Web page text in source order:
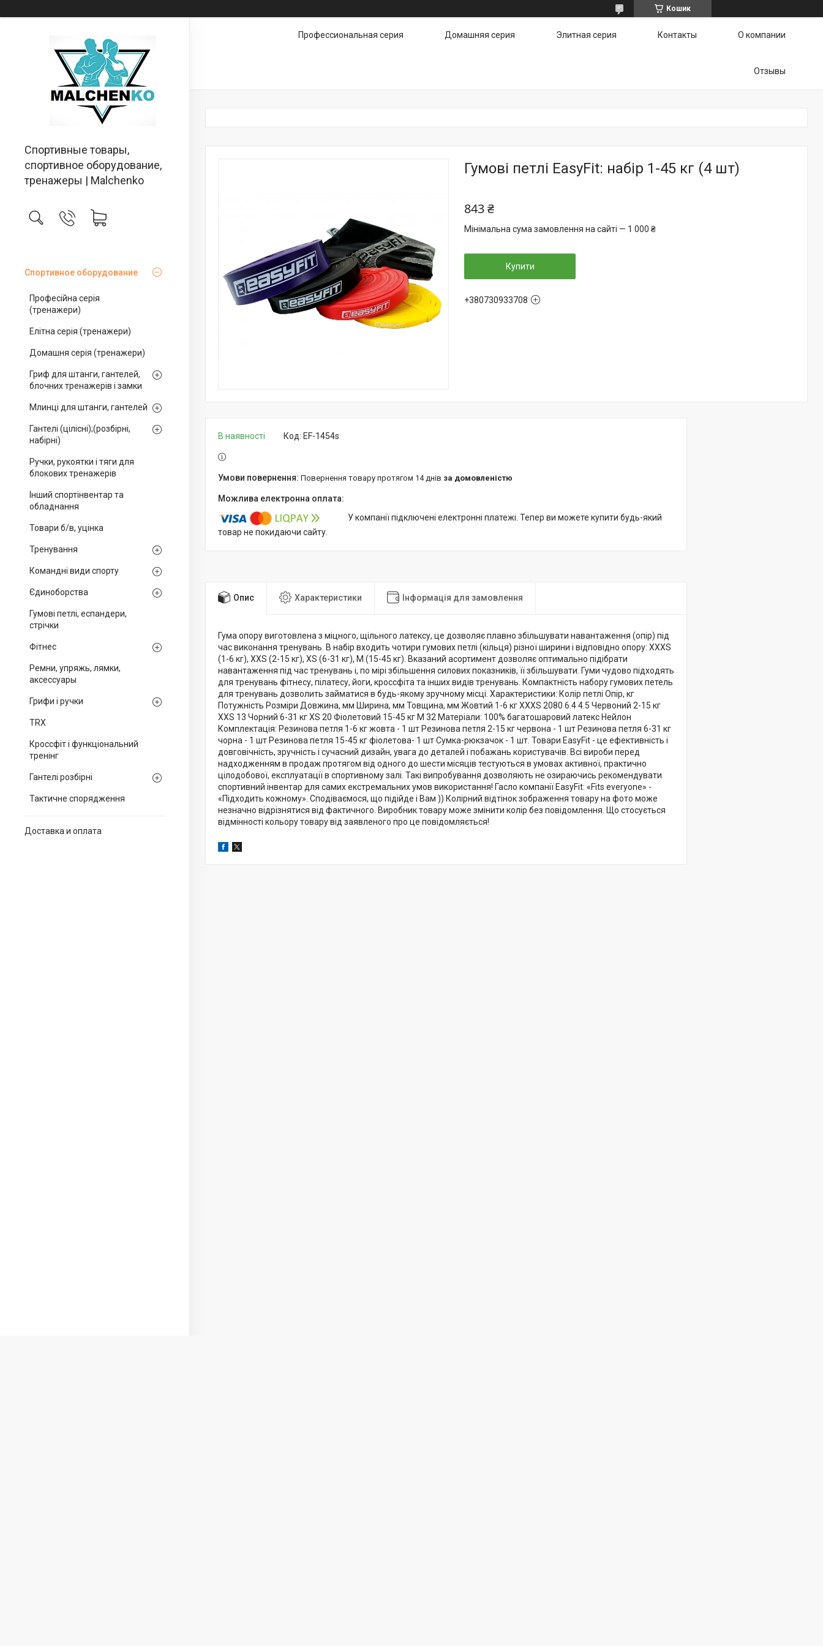
Кошик
Спортивные товары,
спортивное оборудование,
тренажеры | Malchenko
Спортивное оборудование
Професійна серія
(тренажери)
Елітна серія (тренажери)
Домашня серія (тренажери)
Гриф для штанги, гантелей,
блочних тренажерів і замки
Млинці для штанги, гантелей
Гантелі (цілісні);(розбірні,
набірні)
Ручки, рукоятки і тяги для
блокових тренажерів
Інший спортінвентар та
обладнання
Товари б/в, уцінка
Тренування
Командні види спорту
Єдиноборства
Гумові петлі, еспандери,
стрічки
Фітнес
Ремни, упряжь, лямки,
аксессуары
Грифи і ручки
TRX
Кроссфіт і функціональний
тренінг
Гантелі розбірні
Тактичне спорядження
Доставка и оплата
Профессиональная серия Домашняя серия Элитная серия Контакты О компании
Отзывы
Гумові петлі EasyFit: набір 1-45 кг (4 шт)
843 ₴
Мінімальна сума замовлення на сайті — 1 000 ₴
Купити
+380730933708
В наявності Код: EF-1454s
повернення товару протягом 14 днів за домовленістю
У компанії підключені електронні платежі. Тепер ви можете купити будь-який
товар не покидаючи сайту.
Опис Характеристики Інформація для замовлення
Гума опору виготовлена з міцного, щільного латексу, це дозволяє плавно збільшувати навантаження (опір) під
час виконання тренувань. В набір входить чотири гумових петлі (кільця) різної ширини і відповідно опору: XXXS
(1-6 кг), XXS (2-15 кг), XS (6-31 кг), M (15-45 кг). Вказаний асортимент дозволяє оптимально підібрати
навантаження під час тренувань і, по мірі збільшення силових показників, її збільшувати. Гуми чудово підходять
для тренувань фітнесу, пілатесу, йоги, кроссфіта та інших видів тренувань. Компактність набору гумових петель
для тренувань дозволить займатися в будь-якому зручному місці. Характеристики: Колір петлі Опір, кг
Потужність Розміри Довжина, мм Ширина, мм Товщина, мм Жовтий 1-6 кг XXXS 2080 6.4 4.5 Червоний 2-15 кг
XXS 13 Чорний 6-31 кг XS 20 Фіолетовий 15-45 кг M 32 Матеріали: 100% багатошаровий латекс Нейлон
Комплектація: Резинова петля 1-6 кг жовта - 1 шт Резинова петля 2-15 кг червона - 1 шт Резинова петля 6-31 кг
чорна - 1 шт Резинова петля 15-45 кг фіолетова- 1 шт Сумка-рюкзачок - 1 шт. Товари EasyFit - це ефективність і
довговічність, зручність і сучасний дизайн, увага до деталей і побажань користувачів. Всі вироби перед
надходженням в продаж протягом від одного до шести місяців тестуються в умовах активної, практично
цілодобової, експлуатації в спортивному залі. Такі випробування дозволяють не озираючись рекомендувати
спортивний інвентар для самих екстремальних умов використання! Гасло компанії EasyFit: «Fits everyone» -
«Підходить кожному». Сподіваємося, що підійде і Вам )) Колірний відтінок зображення товару на фото може
незначно відрізнятися від фактичного. Виробник товару може змінити колір без повідомлення. Що стосується
відмінності кольору товару від заявленого про це повідомляється!